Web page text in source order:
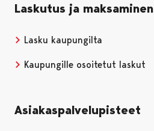
Laskutus ja maksaminen
Lasku kaupungilta
Kaupungille osoitetut laskut
Asiakaspalvelupisteet